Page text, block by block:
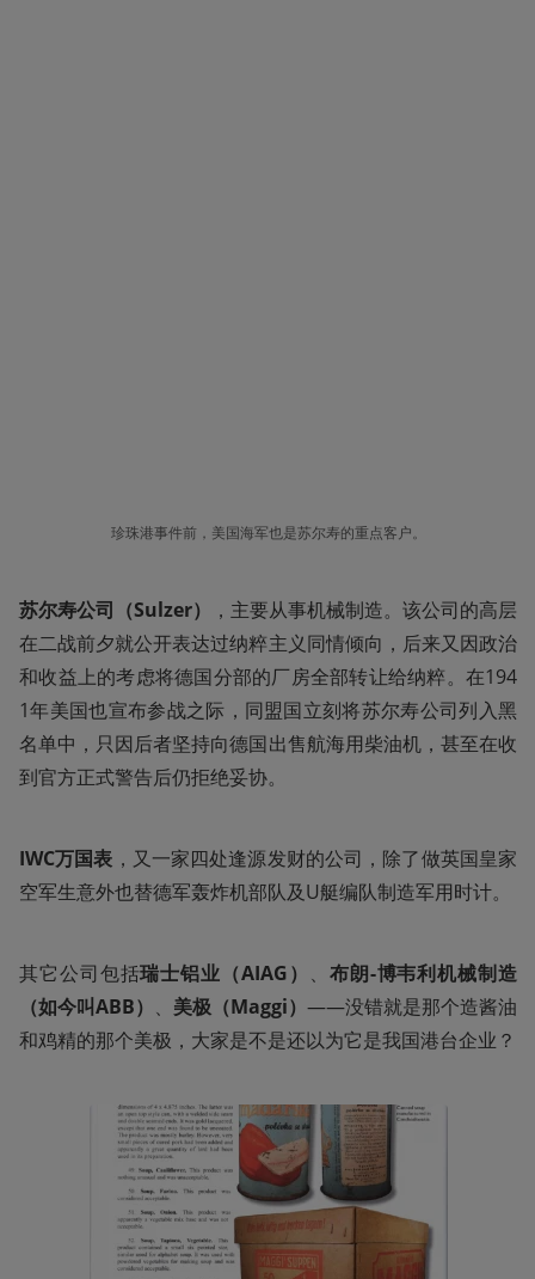
珍珠港事件前，美国海军也是苏尔寿的重点客户。
苏尔寿公司（Sulzer）
，主要从事机械制造。该公司的高层
在二战前夕就公开表达过纳粹主义同情倾向，后来又因政治
和收益上的考虑将德国分部的厂房全部转让给纳粹。在194
1年美国也宣布参战之际，同盟国立刻将苏尔寿公司列入黑
名单中，只因后者坚持向德国出售航海用柴油机，甚至在收
到官方正式警告后仍拒绝妥协。
IWC万国表 ，又一家四处逢源发财的公司，除了做英国皇家
空军生意外也替德军轰炸机部队及U艇编队制造军用时计。
其它公司包括瑞士铝业（AIAG） 、 布朗-博韦利机械制造
（如今叫ABB） 、 美极（Maggi） ——没错就是那个造酱油
和鸡精的那个美极，大家是不是还以为它是我国港台企业？